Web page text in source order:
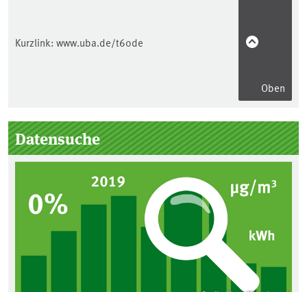
Kurzlink: www.uba.de/t60de
Oben
Seitenleiste
Datensuche